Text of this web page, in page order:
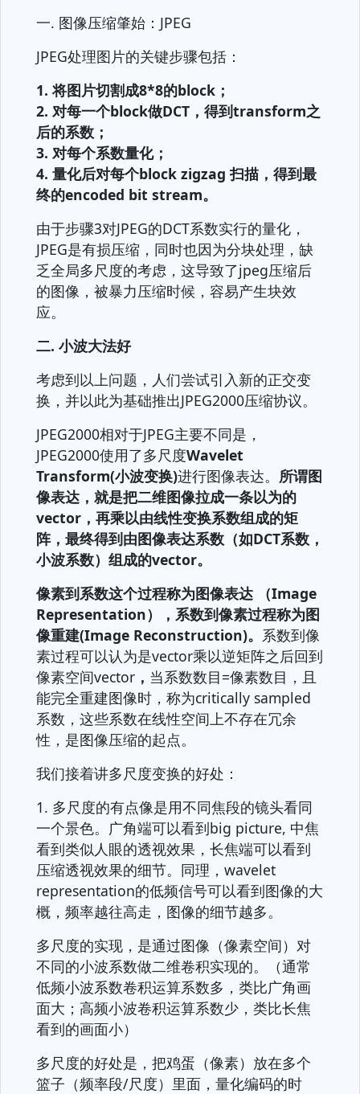
一. 图像压缩肇始：JPEG
JPEG处理图片的关键步骤包括：
1. 将图片切割成8*8的block；
2. 对每一个block做DCT，得到transform之
后的系数；
3. 对每个系数量化；
4. 量化后对每个block zigzag 扫描，得到最
终的encoded bit stream。
由于步骤3对JPEG的DCT系数实行的量化，
JPEG是有损压缩，同时也因为分块处理，缺
乏全局多尺度的考虑，这导致了jpeg压缩后
的图像，被暴力压缩时候，容易产生块效
应。
二. 小波大法好
考虑到以上问题，人们尝试引入新的正交变
换，并以此为基础推出JPEG2000压缩协议。
JPEG2000相对于JPEG主要不同是，
JPEG2000使用了多尺度Wavelet
Transform(小波变换)进行图像表达。 所谓图
像表达，就是把二维图像拉成一条以为的
vector，再乘以由线性变换系数组成的矩
阵，最终得到由图像表达系数（如DCT系数，
小波系数）组成的vector。
像素到系数这个过程称为图像表达 （Image
Representation），系数到像素过程称为图
像重建(Image Reconstruction)。 系数到像
素过程可以认为是vector乘以逆矩阵之后回到
像素空间vector ， 当系数数目=像素数目，且
能完全重建图像时，称为critically sampled
系数，这些系数在线性空间上不存在冗余
性，是图像压缩的起点。
我们接着讲多尺度变换的好处：
1. 多尺度的有点像是用不同焦段的镜头看同
一个景色。广角端可以看到big picture, 中焦
看到类似人眼的透视效果，长焦端可以看到
压缩透视效果的细节。同理，wavelet
representation的低频信号可以看到图像的大
概，频率越往高走，图像的细节越多。
多尺度的实现，是通过图像（像素空间）对
不同的小波系数做二维卷积实现的。（通常
低频小波系数卷积运算系数多，类比广角画
面大；高频小波卷积运算系数少，类比长焦
看到的画面小）
多尺度的好处是，把鸡蛋（像素）放在多个
篮子（频率段/尺度）里面，量化编码的时